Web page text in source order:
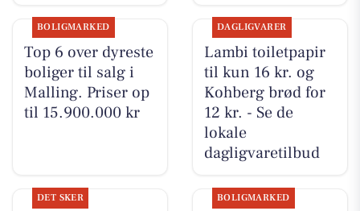
BOLIGMARKED
Top 6 over dyreste
boliger til salg i
Malling. Priser op
til 15.900.000 kr
DAGLIGVARER
Lambi toiletpapir
til kun 16 kr. og
Kohberg brød for
12 kr. - Se de
lokale
dagligvaretilbud
DET SKER BOLIGMARKED